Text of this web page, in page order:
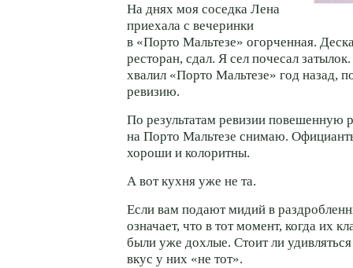
На днях моя соседка Лена
приехала с вечеринки
в «Порто Мальтезе» огорченная.
ресторан, сдал. Я сел почесал
хвалил «Порто Мальтезе» год назад,
ревизию.
По результатам ревизии повешенную
на Порто Мальтезе снимаю.
хороши и колоритны.
А вот кухня уже не та.
Если вам подают мидий в
означает, что в тот момент, когда их
были уже дохлые. Стоит ли удивляться
вкус у них «не тот».